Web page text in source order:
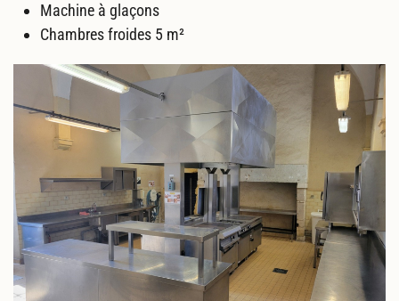
Machine à glaçons
Chambres froides 5 m²